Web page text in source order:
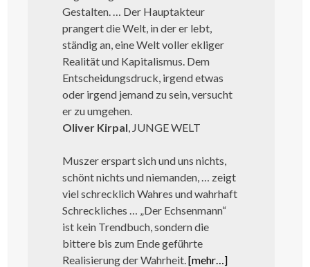
Gestalten. … Der Hauptakteur
prangert die Welt, in der er lebt,
ständig an, eine Welt voller ekliger
Realität und Kapitalismus. Dem
Entscheidungsdruck, irgend etwas
oder irgend jemand zu sein, versucht
er zu umgehen.
Oliver Kirpal, JUNGE WELT
Muszer erspart sich und uns nichts,
schönt nichts und niemanden, … zeigt
viel schrecklich Wahres und wahrhaft
Schreckliches … „Der Echsenmann“
ist kein Trendbuch, sondern die
bittere bis zum Ende geführte
Realisierung der Wahrheit.[mehr…]